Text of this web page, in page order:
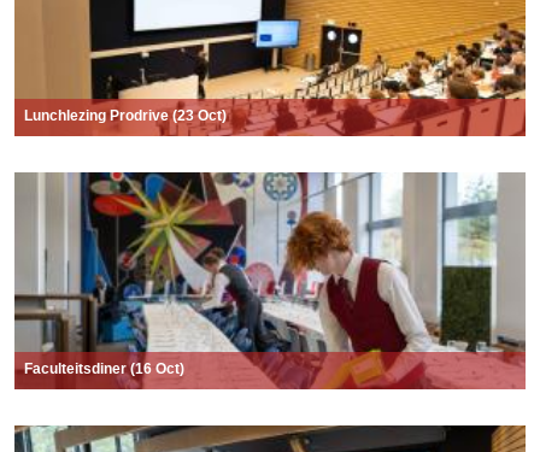
Lunchlezing Prodrive (23 Oct)
Faculteitsdiner (16 Oct)